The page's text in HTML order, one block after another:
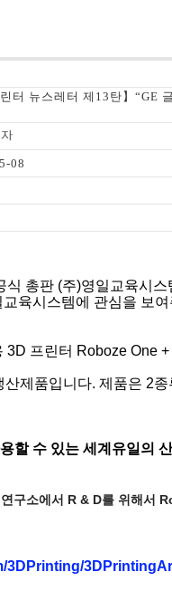
린터 뉴스레터 제13탄】“GE
08
식 총판 (주)영일교육시스
육시스템에 관심을 보
3D 프린터 Roboze One
제품입니다. 제품은 2
할 수 있는 세계유일의
구소에서 R & D를 위해서
3DPrinting/